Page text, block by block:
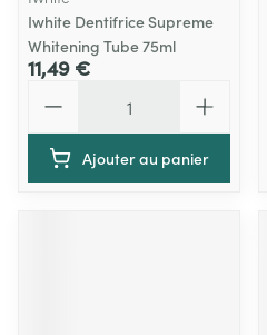
Iwhite Dentifrice Supreme
Whitening Tube 75ml
11,49 €
Ajouter au panier